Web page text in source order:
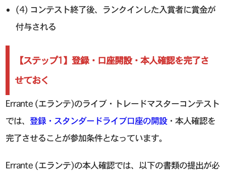
(4) コンテスト終了後、ランクインした入賞者に賞金が
付与される
【ステップ1】登録・口座開設・本人確認を完了さ
せておく
Errante (エランテ)のライブ・トレードマスターコンテスト
では、登録・スタンダードライブ口座の開設・本人確認を
完了させることが参加条件となっています。
Errante (エランテ)の本人確認では、以下の書類の提出が必